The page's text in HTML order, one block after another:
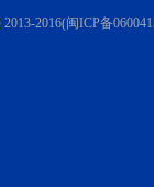
2013-2016(闽ICP备